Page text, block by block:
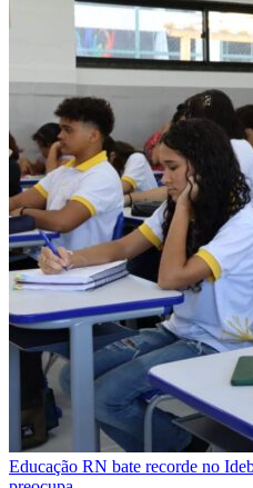
Educação RN bate recorde no